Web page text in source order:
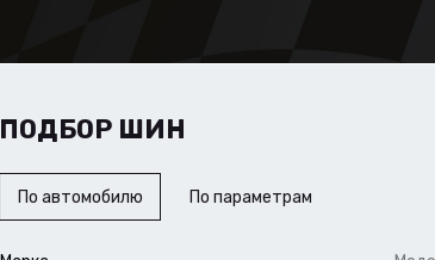
ПОДБОР ШИН
По автомобилю По параметрам